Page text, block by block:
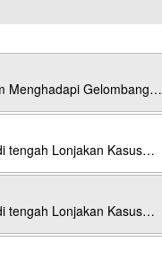
Menghadapi Gelombang…
tengah Lonjakan Kasus…
tengah Lonjakan Kasus…